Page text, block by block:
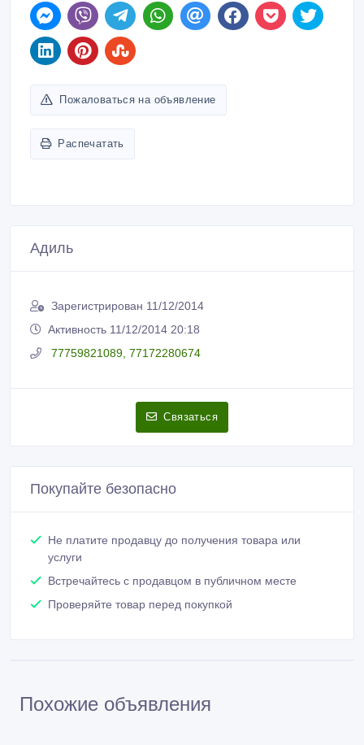
Пожаловаться на объявление
Распечатать
Адиль
Зарегистрирован 11/12/2014
Активность 11/12/2014 20:18
77759821089, 77172280674
Связаться
Покупайте безопасно
Не платите продавцу до получения товара или
услуги
Встречайтесь с продавцом в публичном месте
Проверяйте товар перед покупкой
Похожие объявления